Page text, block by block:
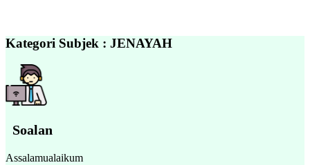
Kategori Subjek : JENAYAH
Soalan
Assalamualaikum